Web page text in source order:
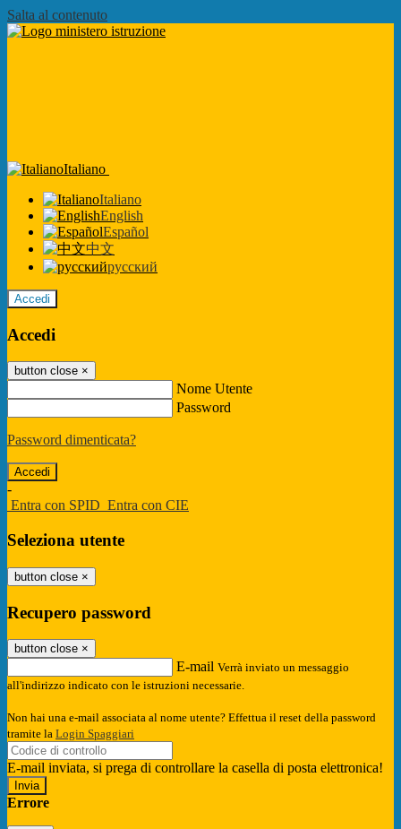
Salta al contenuto
Italiano
Italiano
English
Español
中文
русский
Accedi
Accedi
button close ×
Nome Utente
Password
Password dimenticata?
-
Entra con SPID Entra con CIE
Seleziona utente
button close ×
Recupero password
button close ×
E-mail Verrà inviato un messaggio
all'indirizzo indicato con le istruzioni necessarie.
Non hai una e-mail associata al nome utente? Effettua il reset della password
tramite la Login Spaggiari
E-mail inviata, si prega di controllare la casella di posta elettronica!
Errore